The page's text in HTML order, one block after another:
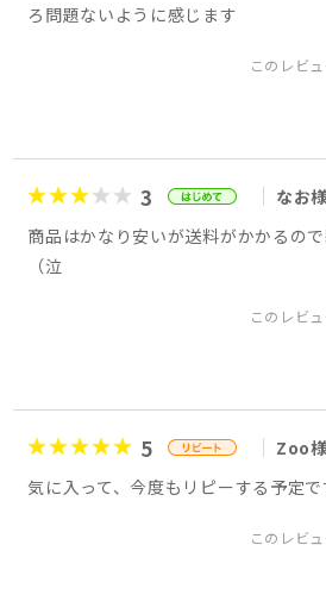
ろ問題ないように感じます
このレビ
3 なお様
商品はかなり安いが送料がかかるの
（泣
このレビ
5 Zoo様
気に入って、今度もリピーする予定で
このレビ